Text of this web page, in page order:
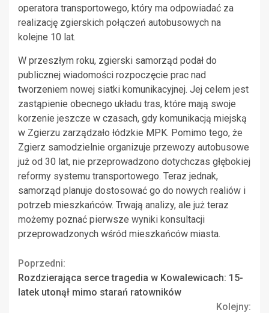
operatora transportowego, który ma odpowiadać za
realizację zgierskich połączeń autobusowych na
kolejne 10 lat.
W przeszłym roku, zgierski samorząd podał do
publicznej wiadomości rozpoczęcie prac nad
tworzeniem nowej siatki komunikacyjnej. Jej celem jest
zastąpienie obecnego układu tras, które mają swoje
korzenie jeszcze w czasach, gdy komunikacją miejską
w Zgierzu zarządzało łódzkie MPK. Pomimo tego, że
Zgierz samodzielnie organizuje przewozy autobusowe
już od 30 lat, nie przeprowadzono dotychczas głębokiej
reformy systemu transportowego. Teraz jednak,
samorząd planuje dostosować go do nowych realiów i
potrzeb mieszkańców. Trwają analizy, ale już teraz
możemy poznać pierwsze wyniki konsultacji
przeprowadzonych wśród mieszkańców miasta.
Continue
Reading
Poprzedni:
Rozdzierająca serce tragedia w Kowalewicach: 15-
latek utonął mimo starań ratowników
Kolejny: